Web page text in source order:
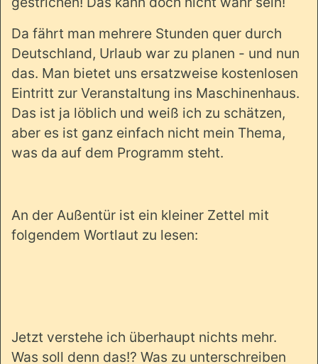
Da fährt man mehrere Stunden quer durch
Deutschland, Urlaub war zu planen - und nun
das. Man bietet uns ersatzweise kostenlosen
Eintritt zur Veranstaltung ins Maschinenhaus.
Das ist ja löblich und weiß ich zu schätzen,
aber es ist ganz einfach nicht mein Thema,
was da auf dem Programm steht.
An der Außentür ist ein kleiner Zettel mit
folgendem Wortlaut zu lesen:
Jetzt verstehe ich überhaupt nichts mehr.
Was soll denn das!? Was zu unterschreiben